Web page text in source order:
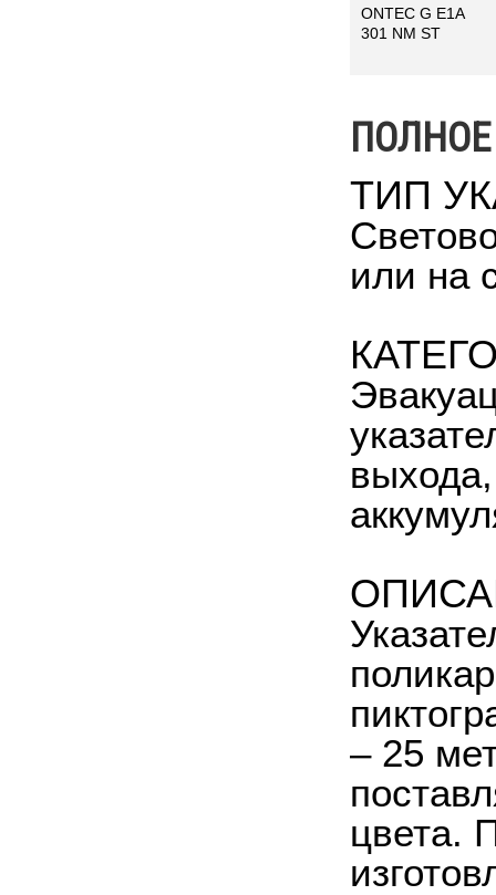
ONTEC G E1A
301 NM ST
ТИП
или на
– 25
цвета.